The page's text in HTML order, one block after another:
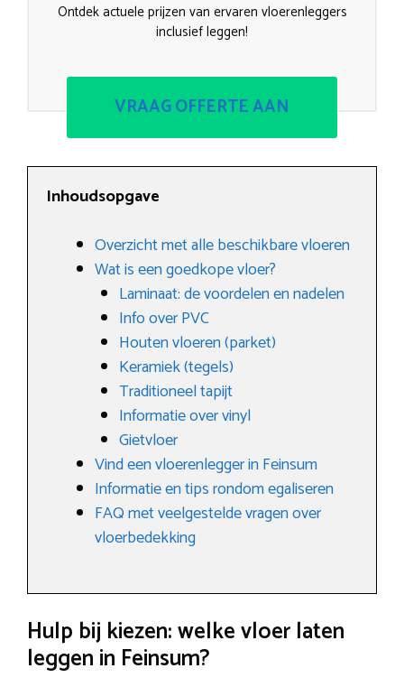
Ontdek actuele prijzen van ervaren vloerenleggers
inclusief leggen!
VRAAG OFFERTE AAN
Inhoudsopgave
Overzicht met alle beschikbare vloeren
Wat is een goedkope vloer?
Laminaat: de voordelen en nadelen
Info over PVC
Houten vloeren (parket)
Keramiek (tegels)
Traditioneel tapijt
Informatie over vinyl
Gietvloer
Vind een vloerenlegger in Feinsum
Informatie en tips rondom egaliseren
FAQ met veelgestelde vragen over
vloerbedekking
Hulp bij kiezen: welke vloer laten
leggen in Feinsum?